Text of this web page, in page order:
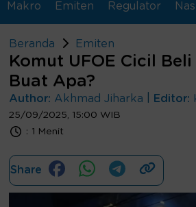
Makro Emiten Regulator
Beranda Emiten
Komut UFOE Cicil
Buat Apa?
Author: Akhmad Jiharka Editor:
25/09/2025, 15:00 WIB
: 1 Menit
Share